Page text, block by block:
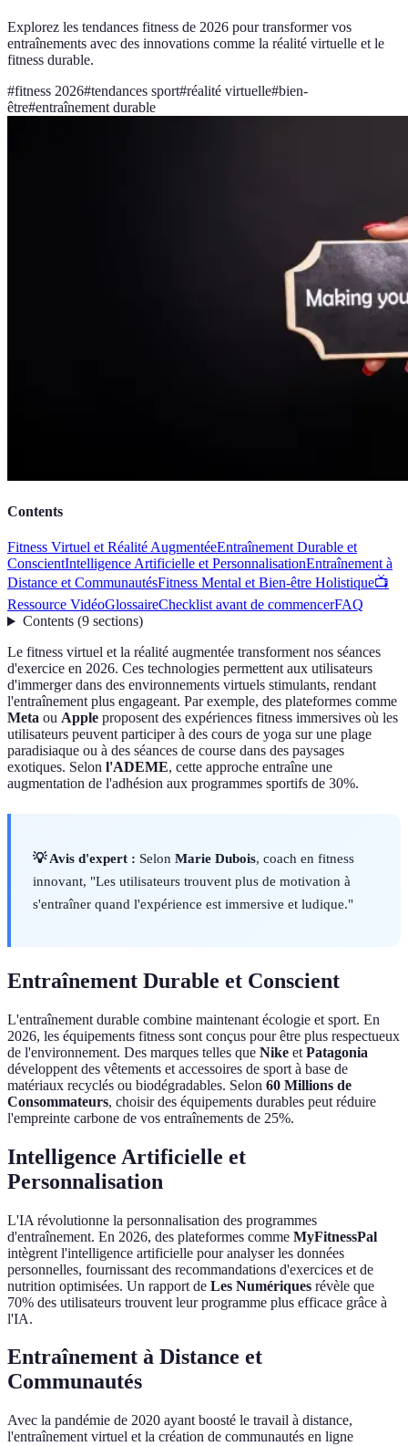
Explorez les tendances fitness de 2026 pour transformer vos
entraînements avec des innovations comme la réalité virtuelle et le
fitness durable.
#fitness 2026#tendances sport#réalité virtuelle#bien-
être#entraînement durable
Contents
Fitness Virtuel et Réalité AugmentéeEntraînement Durable et
ConscientIntelligence Artificielle et PersonnalisationEntraînement à
Distance et CommunautésFitness Mental et Bien-être Holistique📺
Ressource VidéoGlossaireChecklist avant de commencerFAQ
Contents(9 sections)
Le fitness virtuel et la réalité augmentée transforment nos séances
d'exercice en 2026. Ces technologies permettent aux utilisateurs
d'immerger dans des environnements virtuels stimulants, rendant
l'entraînement plus engageant. Par exemple, des plateformes comme
Meta ou Apple proposent des expériences fitness immersives où les
utilisateurs peuvent participer à des cours de yoga sur une plage
paradisiaque ou à des séances de course dans des paysages
exotiques. Selon l'ADEME, cette approche entraîne une
augmentation de l'adhésion aux programmes sportifs de 30%.
💡 Avis d'expert : Selon Marie Dubois, coach en fitness
innovant, "Les utilisateurs trouvent plus de motivation à
s'entraîner quand l'expérience est immersive et ludique."
Entraînement Durable et Conscient
L'entraînement durable combine maintenant écologie et sport. En
2026, les équipements fitness sont conçus pour être plus respectueux
de l'environnement. Des marques telles que Nike et Patagonia
développent des vêtements et accessoires de sport à base de
matériaux recyclés ou biodégradables. Selon 60 Millions de
Consommateurs, choisir des équipements durables peut réduire
l'empreinte carbone de vos entraînements de 25%.
Intelligence Artificielle et
Personnalisation
L'IA révolutionne la personnalisation des programmes
d'entraînement. En 2026, des plateformes comme MyFitnessPal
intègrent l'intelligence artificielle pour analyser les données
personnelles, fournissant des recommandations d'exercices et de
nutrition optimisées. Un rapport de Les Numériques révèle que
70% des utilisateurs trouvent leur programme plus efficace grâce à
l'IA.
Entraînement à Distance et
Communautés
Avec la pandémie de 2020 ayant boosté le travail à distance,
l'entraînement virtuel et la création de communautés en ligne